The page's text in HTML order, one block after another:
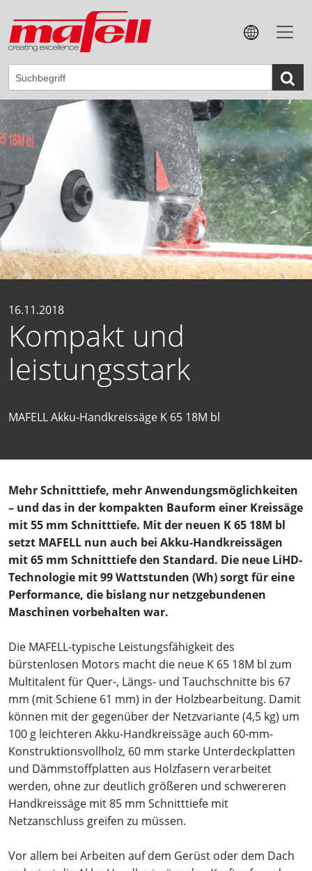
16.11.2018
Kompakt und
leistungsstark
MAFELL Akku-Handkreissäge K 65 18M bl
Mehr Schnitttiefe, mehr Anwendungsmöglichkeiten
– und das in der kompakten Bauform einer Kreissäge
mit 55 mm Schnitttiefe. Mit der neuen K 65 18M bl
setzt MAFELL nun auch bei Akku-Handkreissägen
mit 65 mm Schnitttiefe den Standard. Die neue LiHD-
Technologie mit 99 Wattstunden (Wh) sorgt für eine
Performance, die bislang nur netzgebundenen
Maschinen vorbehalten war.
Die MAFELL-typische Leistungsfähigkeit des
bürstenlosen Motors macht die neue K 65 18M bl zum
Multitalent für Quer-, Längs- und Tauchschnitte bis 67
mm (mit Schiene 61 mm) in der Holzbearbeitung. Damit
können mit der gegenüber der Netzvariante (4,5 kg) um
100 g leichteren Akku-Handkreissäge auch 60-mm-
Konstruktionsvollholz, 60 mm starke Unterdeckplatten
und Dämmstoffplatten aus Holzfasern verarbeitet
werden, ohne zur deutlich größeren und schwereren
Handkreissäge mit 85 mm Schnitttiefe mit
Netzanschluss greifen zu müssen.
Vor allem bei Arbeiten auf dem Gerüst oder dem Dach